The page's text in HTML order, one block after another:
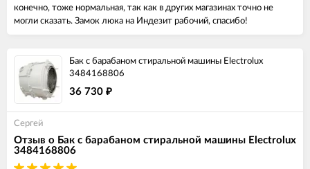
конечно, тоже нормальная, так как в других магазинах точно не
могли сказать. Замок люка на Индезит рабочий, спасибо!
Бак с барабаном стиральной машины Electrolux
3484168806
36 730 ₽
Сергей
Отзыв о Бак с барабаном стиральной машины Electrolux
3484168806